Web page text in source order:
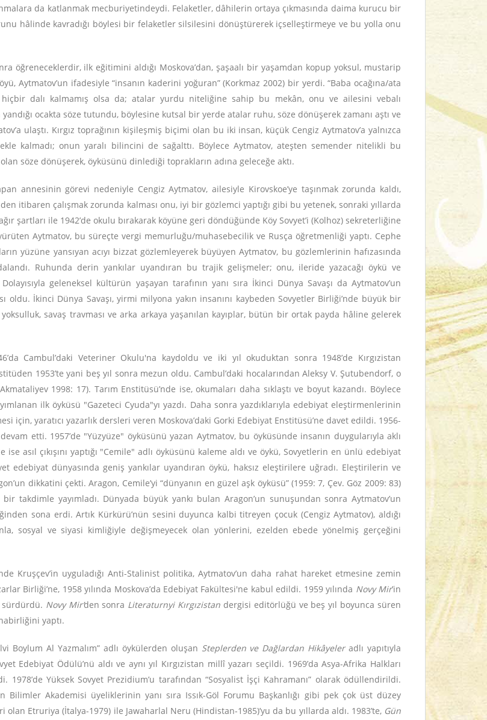
da katlanmak mecburiyetindeydi. Felaketler, dâhilerin ortaya çıkmasında daima kurucu bir
hâlinde kavradığı böylesi bir felaketler silsilesini dönüştürerek içselleştirmeye ve bu yolla onu
öğreneceklerdir, ilk eğitimini aldığı Moskova’dan, şaşaalı bir yaşamdan kopup yoksul, mustarip
Aytmatov’un ifadesiyle “insanın kaderini yoğuran” (Korkmaz 2002) bir yerdi. “Baba ocağına/ata
hiçbir dalı kalmamış olsa da; atalar yurdu niteliğine sahip bu mekân, onu ve ailesini vebalı
ocakta söze tutundu, böylesine kutsal bir yerde atalar ruhu, söze dönüşerek zamanı aştı ve
ulaştı. Kırgız toprağının kişileşmiş biçimi olan bu iki insan, küçük Cengiz Aytmatov’a yalnızca
kalmadı; onun yaralı bilincini de sağalttı. Böylece Aytmatov, ateşten semender nitelikli bu
söze dönüşerek, öyküsünü dinlediği toprakların adına geleceğe aktı.
annesinin görevi nedeniyle Cengiz Aytmatov, ailesiyle Kirovskoe’ye taşınmak zorunda kaldı,
itibaren çalışmak zorunda kalması onu, iyi bir gözlemci yaptığı gibi bu yetenek, sonraki yıllarda
şartları ile 1942’de okulu bırakarak köyüne geri döndüğünde Köy Sovyet’i (Kolhoz) sekreterliğine
Aytmatov, bu süreçte vergi memurluğu/muhasebecilik ve Rusça öğretmenliği yaptı. Cephe
yüzüne yansıyan acıyı bizzat gözlemleyerek büyüyen Aytmatov, bu gözlemlerinin hafızasında
Ruhunda derin yankılar uyandıran bu trajik gelişmeler; onu, ileride yazacağı öykü ve
geleneksel kültürün yaşayan tarafının yanı sıra İkinci Dünya Savaşı da Aytmatov’un
İkinci Dünya Savaşı, yirmi milyona yakın insanını kaybeden Sovyetler Birliği’nde büyük bir
savaş travması ve arka arkaya yaşanılan kayıplar, bütün bir ortak payda hâline gelerek
Cambul’daki Veteriner Okulu'na kaydoldu ve iki yıl okuduktan sonra 1948’de Kırgızistan
1953’te yani beş yıl sonra mezun oldu. Cambul’daki hocalarından Aleksy V. Şutubendorf, o
1998: 17). Tarım Enstitüsü’nde ise, okumaları daha sıklaştı ve boyut kazandı. Böylece
ilk öyküsü "Gazeteci Cyuda"yı yazdı. Daha sonra yazdıklarıyla edebiyat eleştirmenlerinin
için, yaratıcı yazarlık dersleri veren Moskova’daki Gorki Edebiyat Enstitüsü’ne davet edildi. 1956-
etti. 1957’de "Yüzyüze" öyküsünü yazan Aytmatov, bu öyküsünde insanın duygularıyla aklı
asıl çıkışını yaptığı "Cemile" adlı öyküsünü kaleme aldı ve öykü, Sovyetlerin en ünlü edebiyat
edebiyat dünyasında geniş yankılar uyandıran öykü, haksız eleştirilere uğradı. Eleştirilerin ve
dikkatini çekti. Aragon, Cemile’yi “dünyanın en güzel aşk öyküsü” (1959: 7, Çev. Göz 2009: 83)
takdimle yayımladı. Dünyada büyük yankı bulan Aragon’un sunuşundan sonra Aytmatov’un
sona erdi. Artık Kürkürü’nün sesini duyunca kalbi titreyen çocuk (Cengiz Aytmatov), aldığı
sosyal ve siyasi kimliğiyle değişmeyecek olan yönlerini, ezelden ebede yönelmiş gerçeğini
Kruşçev’in uyguladığı Anti-Stalinist politika, Aytmatov’un daha rahat hareket etmesine zemin
Birliği’ne, 1958 yılında Moskova’da Edebiyat Fakültesi'ne kabul edildi. 1959 yılında Novy Mir’in
sürdürdü. Novy Mir’den sonra Literaturnyi Kırgızistan dergisi editörlüğü ve beş yıl boyunca süren
yaptı.
Boylum Al Yazmalım” adlı öykülerden oluşan Steplerden ve Dağlardan Hikâyeler adlı yapıtıyla
Edebiyat Ödülü’nü aldı ve aynı yıl Kırgızistan millî yazarı seçildi. 1969’da Asya-Afrika Halkları
1978’de Yüksek Sovyet Prezidium’u tarafından “Sosyalist İşçi Kahramanı” olarak ödüllendirildi.
Bilimler Akademisi üyeliklerinin yanı sıra Issık-Göl Forumu Başkanlığı gibi pek çok üst düzey
Etruriya (İtalya-1979) ile Jawaharlal Neru (Hindistan-1985)’yu da bu yıllarda aldı. 1983’te, Gün